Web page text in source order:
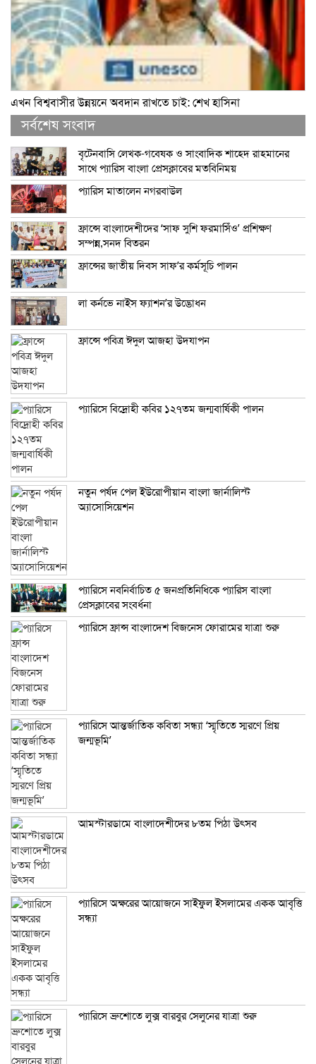
এখন বিশ্ববাসীর উন্নয়নে অবদান রাখতে চাই: শেখ হাসিনা
সর্বশেষ সংবাদ
বৃটেনবাসি লেখক-গবেষক ও সাংবাদিক শাহেদ রাহমানের
সাথে প্যারিস বাংলা প্রেসক্লাবের মতবিনিময়
প্যারিস মাতালেন নগরবাউল
ফ্রান্সে বাংলাদেশীদের ‘সাফ সুশি ফরমাসিঁও’ প্রশিক্ষণ
সম্পন্ন,সনদ বিতরন
ফ্রান্সের জাতীয় দিবস সাফ’র কর্মসূচি পালন
লা কর্নভে নাইস ফ্যাশন’র উদ্ভোধন
ফ্রান্সে পবিত্র ঈদুল আজহা উদযাপন
প্যারিসে বিদ্রোহী কবির ১২৭তম জন্মবার্ষিকী পালন
নতুন পর্ষদ পেল ইউরোপীয়ান বাংলা জার্নালিস্ট
অ্যাসোসিয়েশন
প্যারিসে নবনির্বাচিত ৫ জনপ্রতিনিধিকে প্যারিস বাংলা
প্রেসক্লাবের সংবর্ধনা
প্যারিসে ফ্রান্স বাংলাদেশ বিজনেস ফোরামের যাত্রা শুরু
প্যারিসে আন্তর্জাতিক কবিতা সন্ধ্যা ‘স্মৃতিতে স্মরণে প্রিয়
জন্মভূমি’
আমস্টারডামে বাংলাদেশীদের ৮তম পিঠা উৎসব
প্যারিসে অক্ষরের আয়োজনে সাইফুল ইসলামের একক আবৃত্তি
সন্ধ্যা
প্যারিসে ব্রুশোতে লুক্স বারবুর সেলুনের যাত্রা শুরু